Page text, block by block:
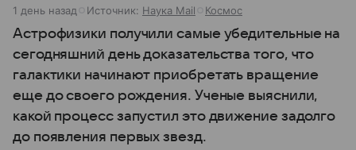
1 день назад Источник: Наука Mail Космос
Астрофизики получили самые убедительные на
сегодняшний день доказательства того, что
галактики начинают приобретать вращение
еще до своего рождения. Ученые выяснили,
какой процесс запустил это движение задолго
до появления первых звезд.